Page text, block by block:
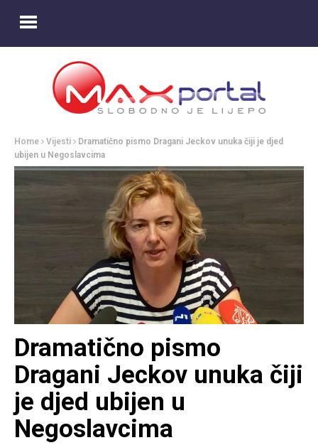
Home Vijesti
Dramatično pismo Dragani Jeckov unuka čiji je djed
ubijen u Negoslavcima
Dramatično pismo
Dragani Jeckov unuka čiji
je djed ubijen u
Negoslavcima